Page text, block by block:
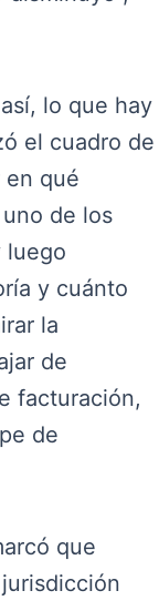
lo que hay
el cuadro de
en qué
de los
luego
y cuánto
la
de
facturación,
de
que